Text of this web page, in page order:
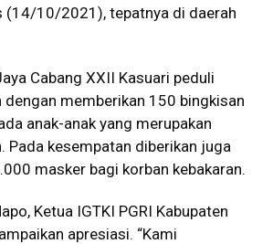
(14/10/2021), tepatnya di daerah
Cabang XXII Kasuari peduli
dengan memberikan 150 bingkisan
anak-anak yang merupakan
Pada kesempatan diberikan juga
masker bagi korban kebakaran.
Ketua IGTKI PGRI Kabupaten
apresiasi. “Kami